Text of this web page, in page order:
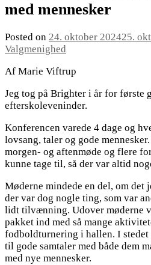
med mennesker
Posted on 24. oktober 202425.
Valgmenighed
Af Marie Viftrup
Jeg tog på Brighter i år for første
efterskoleveninder.
Konferencen varede 4 dage og
lovsang, taler og gode
morgen- og aftenmøde og flere
kunne tage til, så der var altid
Møderne mindede en del, om det
der var dog nogle ting, som var
lidt tilvænning. Udover møderne
pakket ind med så mange
fodboldturnering i hallen. I stedet
til gode samtaler med både dem
med nye mennesker.